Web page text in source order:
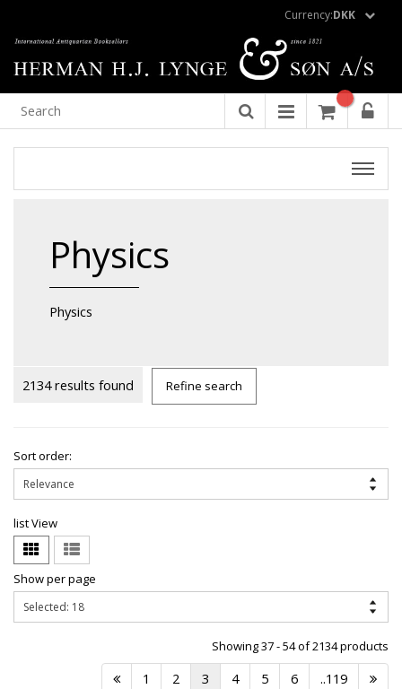
Currency:DKK
Physics
Physics
2134 results found Refine search
Sort order:
list View
Show per page
Showing 37 - 54 of 2134 products
1 2 3 4 5 6 ..119